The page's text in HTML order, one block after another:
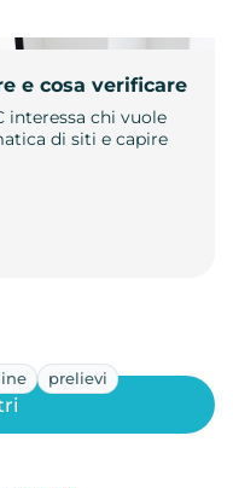
e cosa verificare
interessa chi vuole
di siti e capire
prelievi